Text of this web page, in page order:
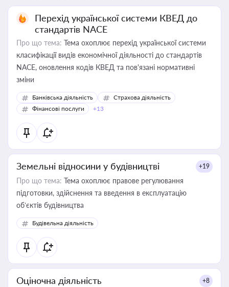
Перехід української системи КВЕД до
стандартів NACE
Про що тема: Тема охоплює перехід української системи
класифікації видів економічної діяльності до стандартів
NACE, оновлення кодів КВЕД та пов'язані нормативні
зміни
Банківська діяльність
Страхова діяльність
Фінансові послуги
+13
Земельні відносини у будівництві +19
Про що тема: Тема охоплює правове регулювання
підготовки, здійснення та введення в експлуатацію
об’єктів будівництва
Будівельна діяльність
Оціночна діяльність +8